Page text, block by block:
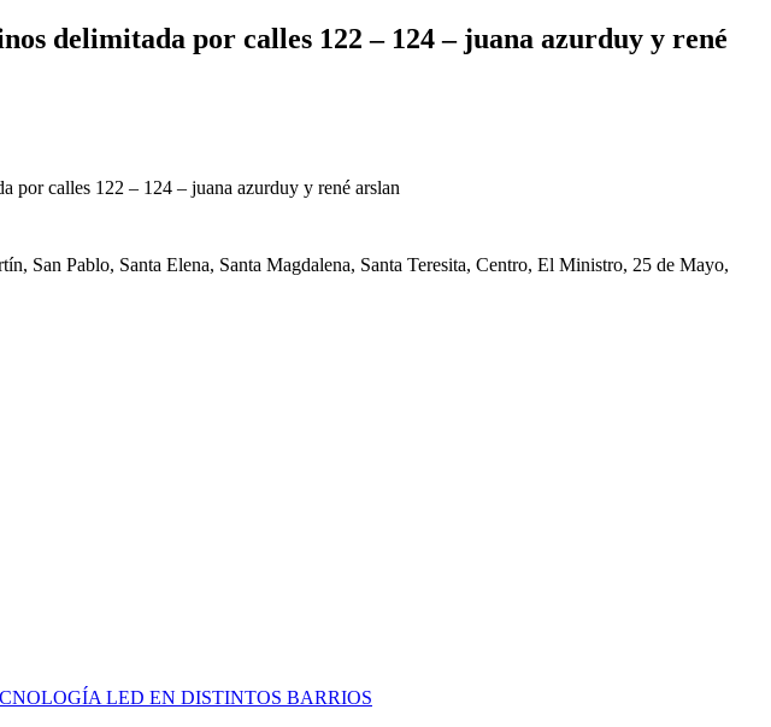
delimitada por calles 122 – 124 – juana azurduy y rené
por calles 122 – 124 – juana azurduy y rené arslan
San Pablo, Santa Elena, Santa Magdalena, Santa Teresita, Centro, El Ministro, 25 de Mayo,
LED EN DISTINTOS BARRIOS